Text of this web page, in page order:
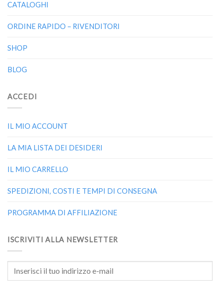
CATALOGHI
ORDINE RAPIDO – RIVENDITORI
SHOP
BLOG
ACCEDI
IL MIO ACCOUNT
LA MIA LISTA DEI DESIDERI
IL MIO CARRELLO
SPEDIZIONI, COSTI E TEMPI DI CONSEGNA
PROGRAMMA DI AFFILIAZIONE
ISCRIVITI ALLA NEWSLETTER